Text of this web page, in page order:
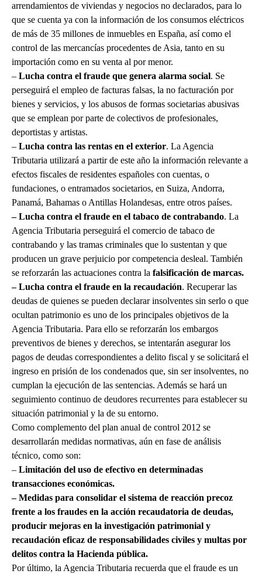
arrendamientos de viviendas y negocios no declarados, para lo
que se cuenta ya con la información de los consumos eléctricos
de más de 35 millones de inmuebles en España, así como el
control de las mercancías procedentes de Asia, tanto en su
importación como en su venta al por menor.
– Lucha contra el fraude que genera alarma social. Se
perseguirá el empleo de facturas falsas, la no facturación por
bienes y servicios, y los abusos de formas societarias abusivas
que se emplean por parte de colectivos de profesionales,
deportistas y artistas.
– Lucha contra las rentas en el exterior. La Agencia
Tributaria utilizará a partir de este año la información relevante a
efectos fiscales de residentes españoles con cuentas, o
fundaciones, o entramados societarios, en Suiza, Andorra,
Panamá, Bahamas o Antillas Holandesas, entre otros países.
– Lucha contra el fraude en el tabaco de contrabando. La
Agencia Tributaria perseguirá el comercio de tabaco de
contrabando y las tramas criminales que lo sustentan y que
producen un grave perjuicio por competencia desleal. También
se reforzarán las actuaciones contra la falsificación de marcas.
– Lucha contra el fraude en la recaudación. Recuperar las
deudas de quienes se pueden declarar insolventes sin serlo o que
ocultan patrimonio es uno de los principales objetivos de la
Agencia Tributaria. Para ello se reforzarán los embargos
preventivos de bienes y derechos, se intentarán asegurar los
pagos de deudas correspondientes a delito fiscal y se solicitará el
ingreso en prisión de los condenados que, sin ser insolventes, no
cumplan la ejecución de las sentencias. Además se hará un
seguimiento continuo de deudores recurrentes para establecer su
situación patrimonial y la de su entorno.
Como complemento del plan anual de control 2012 se
desarrollarán medidas normativas, aún en fase de análisis
técnico, como son:
– Limitación del uso de efectivo en determinadas
transacciones económicas.
– Medidas para consolidar el sistema de reacción precoz
frente a los fraudes en la acción recaudatoria de deudas,
producir mejoras en la investigación patrimonial y
recaudación eficaz de responsabilidades civiles y multas por
delitos contra la Hacienda pública.
Por último, la Agencia Tributaria recuerda que el fraude es un